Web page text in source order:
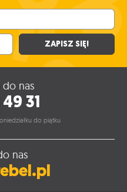
ZAPISZ SIĘ!
nas
31
do piątku
nas